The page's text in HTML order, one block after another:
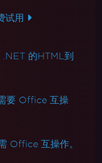
试用
的HTML到
要 Office 互操
Office 互操作。